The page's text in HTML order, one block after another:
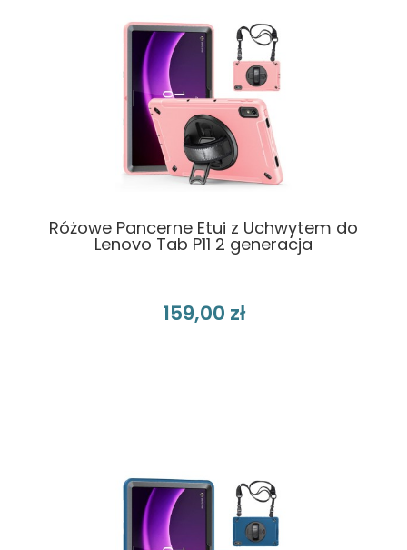
Różowe Pancerne Etui z Uchwytem do
Lenovo Tab P11 2 generacja
159,00 zł